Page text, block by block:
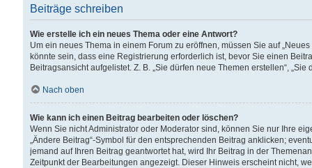
Beiträge schreiben
Wie erstelle ich ein neues Thema oder eine Antwort?
Um ein neues Thema in einem Forum zu eröffnen, müssen Sie auf
könnte sein, dass eine Registrierung erforderlich ist, bevor Sie einen
Beitragsansicht aufgelistet. Z. B. „Sie dürfen neue Themen erstellen“,
Nach oben
Wie kann ich einen Beitrag bearbeiten oder löschen?
Wenn Sie nicht Administrator oder Moderator sind, können Sie nur Ihre
„Ändere Beitrag“-Symbol für den entsprechenden Beitrag anklicken;
jemand auf Ihren Beitrag geantwortet hat, wird Ihr Beitrag in der
Zeitpunkt der Bearbeitungen angezeigt. Dieser Hinweis erscheint nicht,